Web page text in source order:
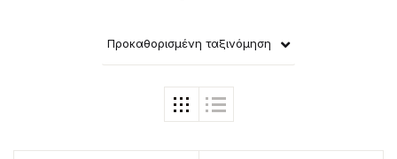
Προκαθορισμένη ταξινόμηση